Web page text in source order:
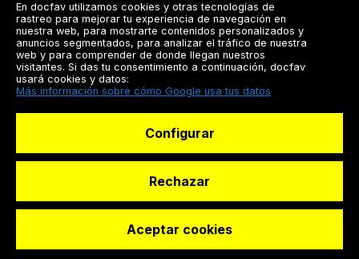
Solicitar reserva
Registrarse
Docfav
© Dashboard Technologies S.L
En docfav utilizamos cookies y otras tecnologías de
rastreo para mejorar tu experiencia de navegación en
nuestra web, para mostrarte contenidos personalizados y
anuncios segmentados, para analizar el tráfico de nuestra
web y para comprender de donde llegan nuestros
visitantes. Si das tu consentimiento a continuación, docfav
usará cookies y datos:
Más información sobre cómo Google usa tus datos
Configurar
Rechazar
Aceptar cookies